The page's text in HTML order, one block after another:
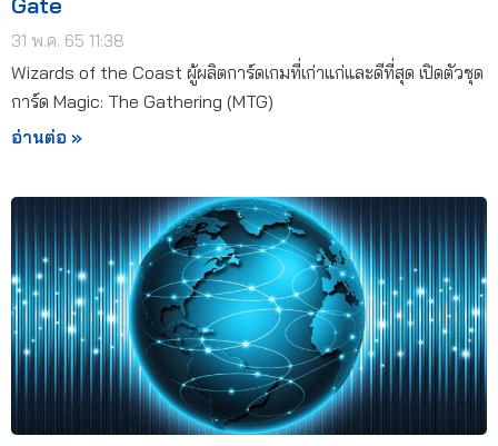
31 พ.ค. 65 11:38
Wizards of the Coast ผู้ผลิตการ์ดเกมที่เก่าแก่และดีที่สุด เปิดตัวชุด
การ์ด Magic: The Gathering (MTG)
อ่านต่อ »